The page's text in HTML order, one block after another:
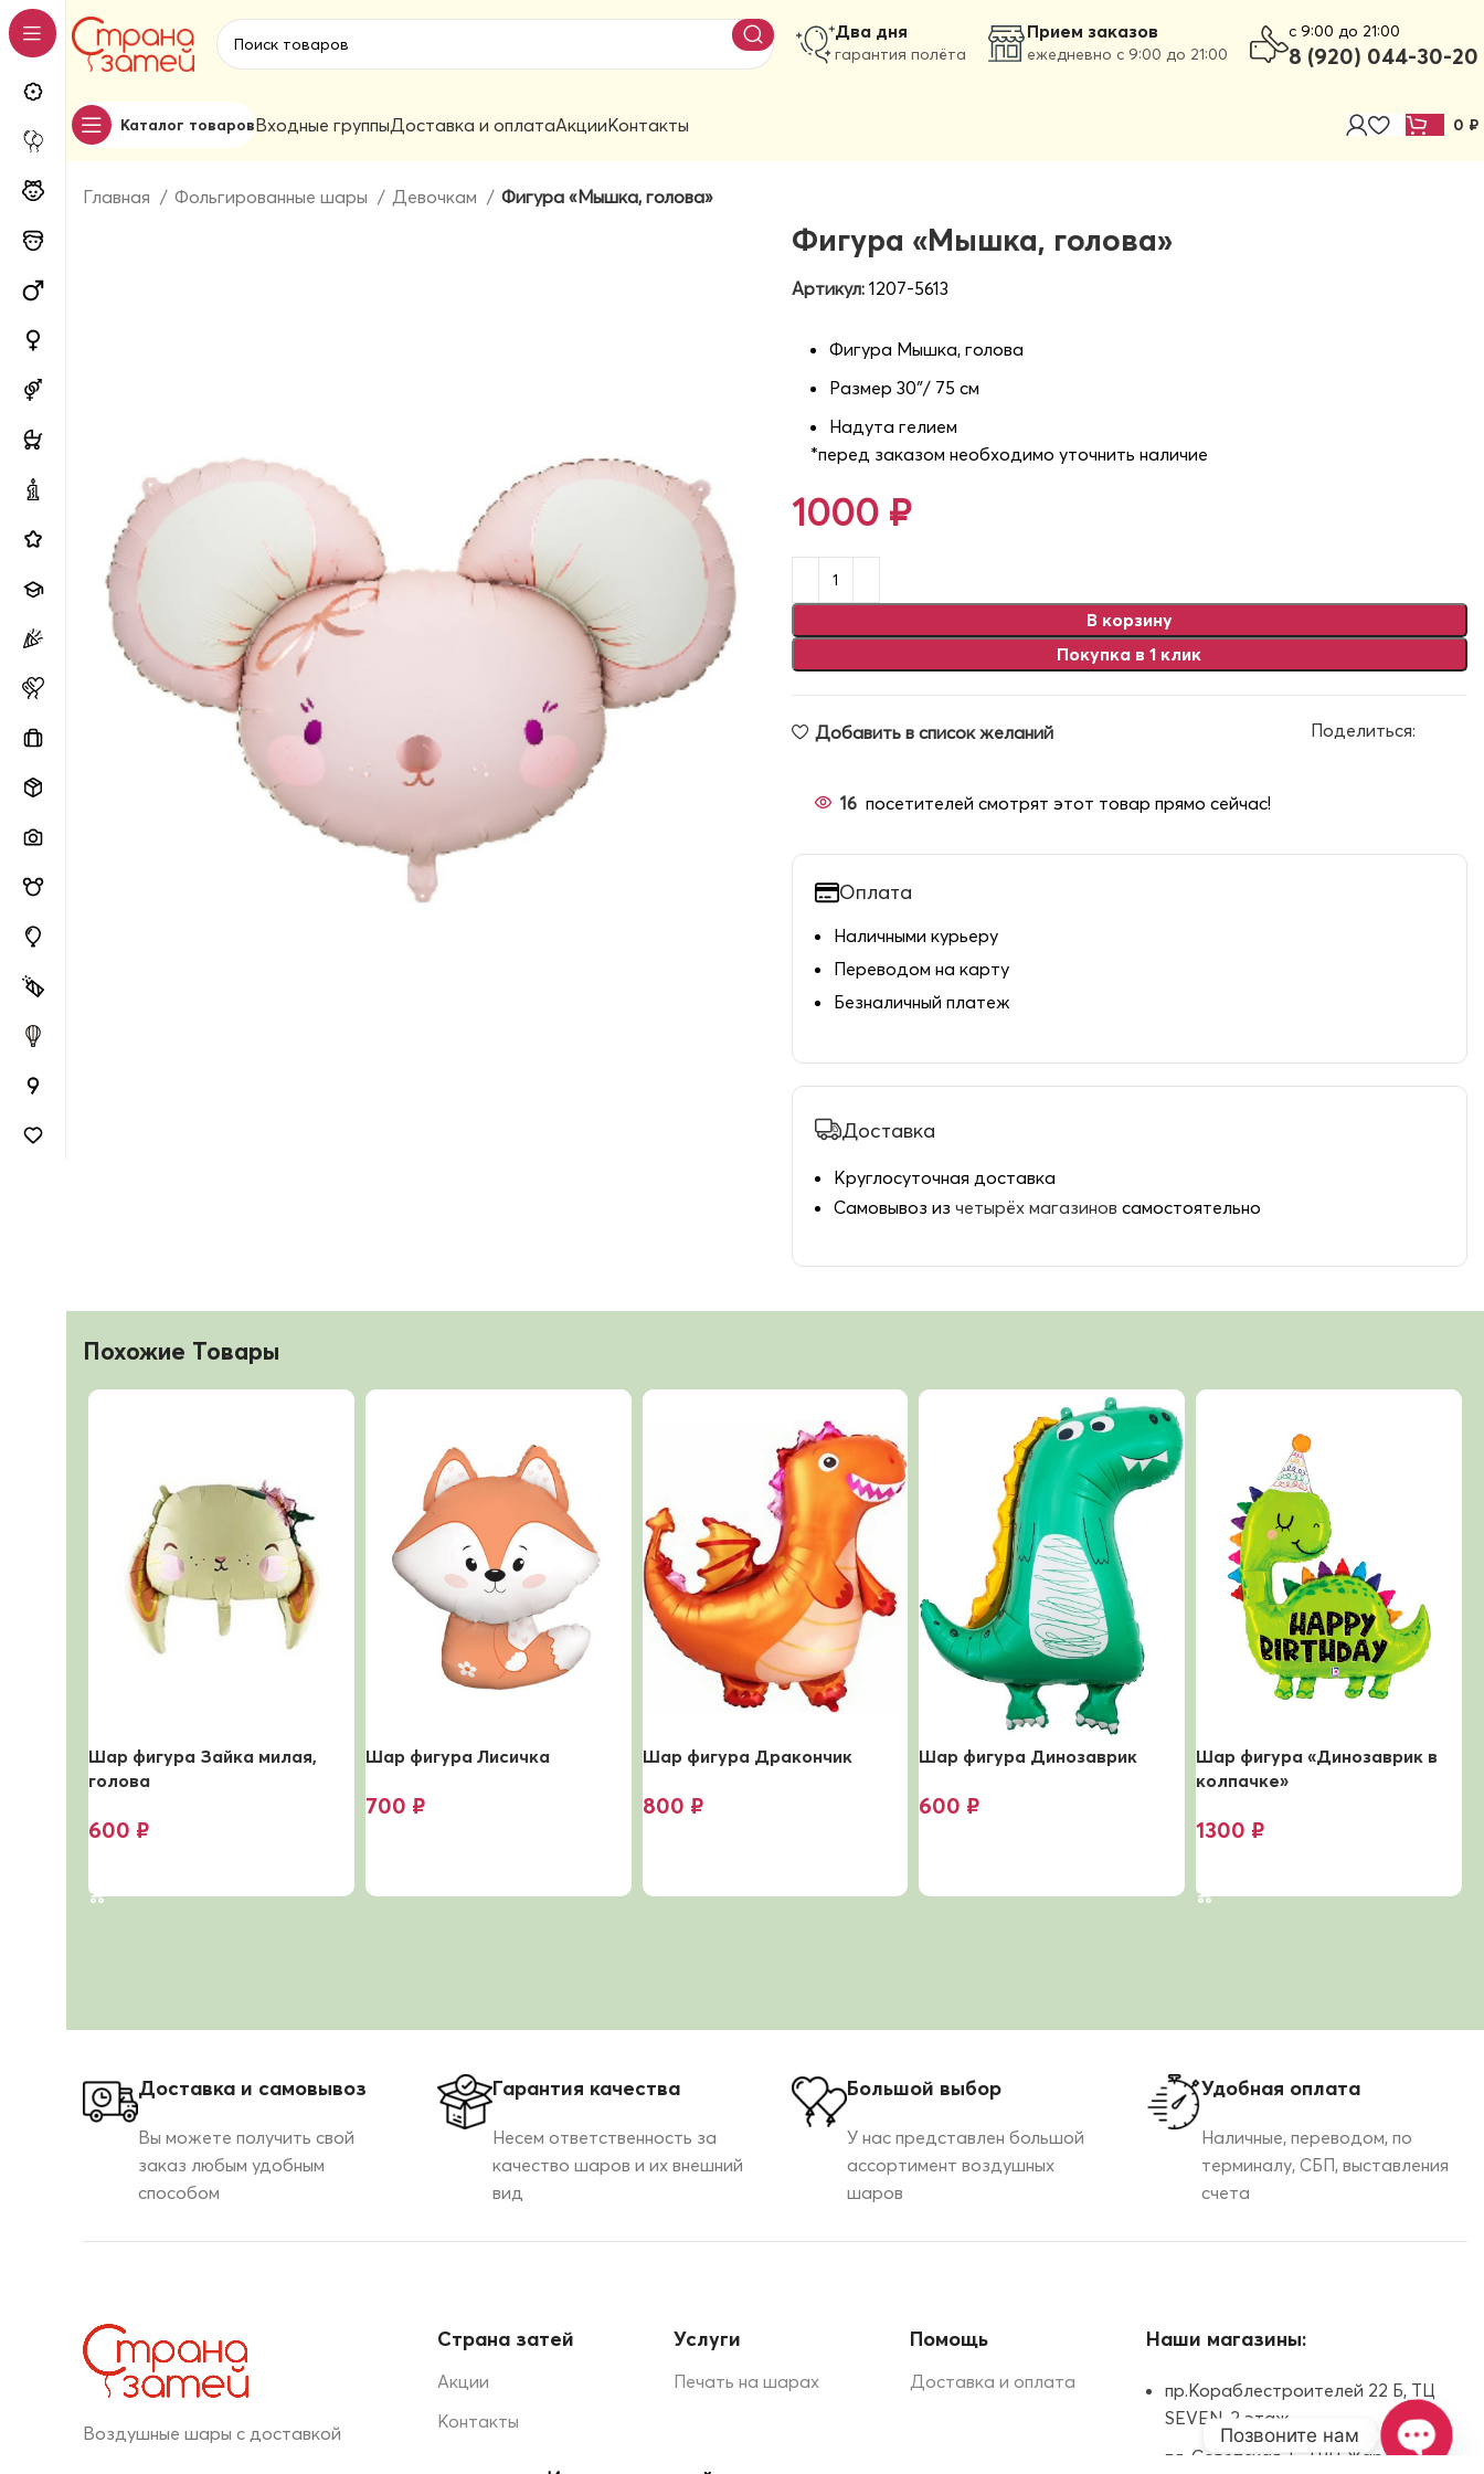
Два дня
гарантия полёта
Прием заказов
ежедневно с 9:00 до 21:00
c 9:00 до 21:00
8 (920) 044-30-20
Каталог товаровВходные группыДоставка и оплатаАкцииКонтакты 0 ₽
Главная Фольгированные шары Девочкам Фигура «Мышка, голова»
Фигура «Мышка, голова»
Артикул: 1207-5613
Фигура Мышка, голова
Размер 30″/ 75 см
Надута гелием
*перед заказом необходимо уточнить наличие
1000 ₽
В корзину
Покупка в 1 клик
Добавить в список желаний Поделиться:
16 посетителей смотрят этот товар прямо сейчас!
Оплата
Наличными курьеру
Переводом на карту
Безналичный платеж
Доставка
Круглосуточная доставка
Самовывоз из четырёх магазинов самостоятельно
Похожие Товары
Шар фигура Зайка милая,
голова
600 ₽
Шар фигура Лисичка
700 ₽
Шар фигура Дракончик
800 ₽
Шар фигура Динозаврик
600 ₽
Шар фигура «Динозаврик в
колпачке»
1300 ₽
Доставка и самовывоз
Вы можете получить свой
заказ любым удобным
способом
Гарантия качества
Несем ответственность за
качество шаров и их внешний
вид
Большой выбор
У нас представлен большой
ассортимент воздушных
шаров
Удобная оплата
Наличные, переводом, по
терминалу, СБП, выставления
счета
Воздушные шары с доставкой
Страна затей
Акции
Контакты
Услуги
Печать на шарах
Помощь
Доставка и оплата
Наши магазины:
пр.Кораблестроителей 22 Б, ТЦ
SEVEN, 2 этаж
пл. Советская, 5, ТРЦ Жар-Птица,
Позвоните нам